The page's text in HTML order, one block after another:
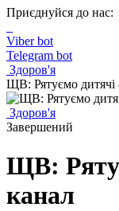
Приєднуйся до нас:
Viber bot
Telegram bot
Здоров'я
ЩВ: Рятуємо дитячі
Здоров'я
Завершений
ЩВ:
канал